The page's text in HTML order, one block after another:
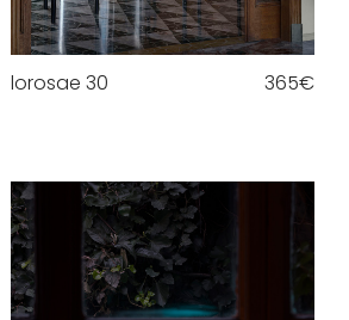
lorosae 30 365€